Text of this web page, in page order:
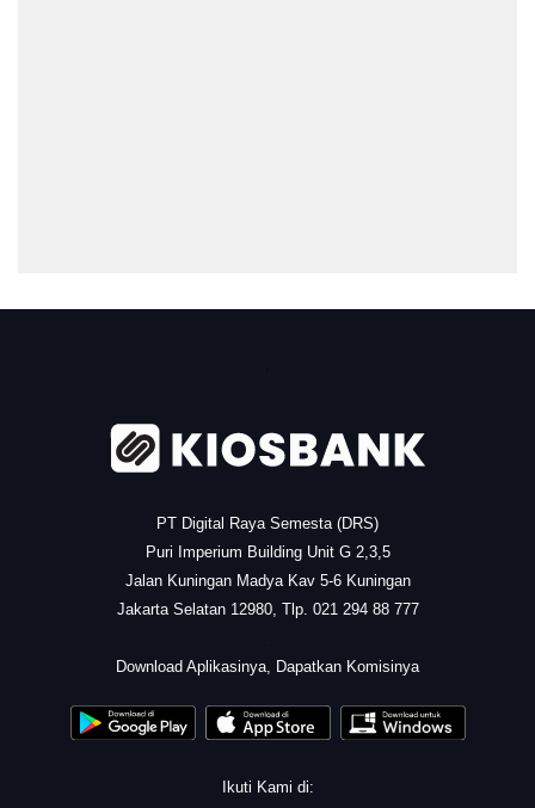
PT Digital Raya Semesta (DRS)
Puri Imperium Building Unit G 2,3,5
Jalan Kuningan Madya Kav 5-6 Kuningan
Jakarta Selatan 12980, Tlp. 021 294 88 777
Download Aplikasinya, Dapatkan Komisinya
Ikuti Kami di: